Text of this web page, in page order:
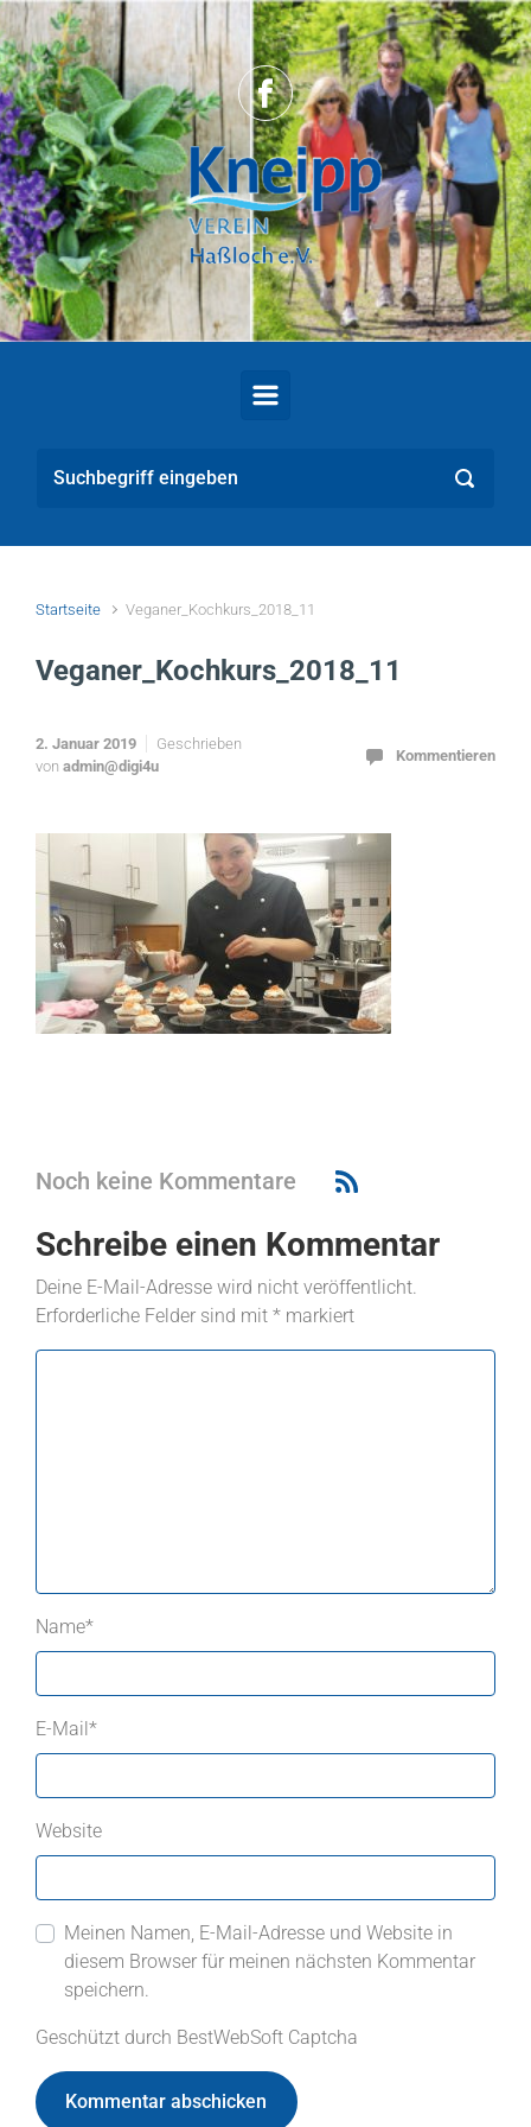
Zum Hauptinhalt springen
Startseite Veganer_Kochkurs_2018_11
Veganer_Kochkurs_2018_11
2. Januar 2019
Geschrieben
von admin@digi4u
Kommentieren
Noch keine Kommentare
Schreibe einen Kommentar
Deine E-Mail-Adresse wird nicht veröffentlicht.
Erforderliche Felder sind mit * markiert
Name*
E-Mail*
Website
Meinen Namen, E-Mail-Adresse und Website in
diesem Browser für meinen nächsten Kommentar
speichern.
Geschützt durch BestWebSoft Captcha